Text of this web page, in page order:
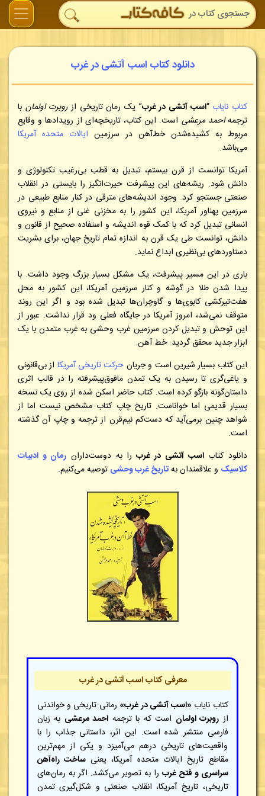
دانلود کتاب اسب آتشی در غرب
کتاب نایاب “اسب آتشی در غرب” یک رمان تاریخی از روبرت اولمان با
ترجمهاحمد مرعشی است. این کتاب، تاریخچه‌ای از رویدادها و وقایع
مربوط به کشیده‌شدن خط‌آهن در سرزمین ایالات متحده آمریکا
می‌باشد.
آمریکا توانست از قرن بیستم، تبدیل به قطب بی‌رغیب تکنولوژی و
دانش شود. ریشه‌های این پیشرفت حیرت‌انگیز را بایستی در انقلاب
صنعتی جستجو کرد. وجود اندیشه‌های مترقی در کنار منابع طبیعی در
سرزمین پهناور آمریکا، این کشور را به مخزنی غنی از منابع و نیروی
انسانی تبدیل کرد که با کمک قوه اندیشه و استفاده صحیح از قانون و
دانش، توانست طی یک قرن به اندازه تمام تاریخ جهان، برای بشریت
دستاوردهای بی‌نظیری ابداع نماید.
باری در این مسیر پیشرفت، یک مشکل بسیار بزرگ وجود داشت. با
پیدا شدن طلا در گوشه و کنار سرزمین آمریکا، این کشور به محل
هفت‌تیرکشی کابوی‌ها و گاوچران‌ها تبدیل شده بود و اگر این روند
متوقف نمی‌شد، امروز آمریکا در جایگاه فعلی ود قرار نداشت. عبور از
این توحش و تبدیل کردن سرزمین غرب وحشی به غرب متمدن با یک
ابزار جدید محقق گردید: خط آهن.
این کتاب بسیار شیرین است و جریان حرکت تاریخی آمریکا از بی‌قانونی
و یاغی‌گری تا رسیدن به یک تمدن مافوق‌پیشرفته را در قالب اثری
داستان‌گونه بازگو کرده است. کتاب حاضر اسکن شده از روی یک نسخه
بسیار قدیمی اما خواناست. تاریخ چاپ کتاب مشخص نیست اما از
شواهد چنین برمی‌آید که دست‌کم نیم‌قرن از ترجمه و چاپ آن گذشته
است.
دانلود کتاباسب آتشی در غرب را به دوست‌داران رمان و ادبیات
کلاسیک و علاقمندان بهتاریخ غرب وحشی توصیه می‌کنیم.
معرفی کتاب اسب آتشی در غرب
کتاب نایاب «اسب آتشی در غرب» رمانی تاریخی و خواندنی
از روبرت اولمان است که با ترجمه احمد مرعشی به زبان
فارسی منتشر شده است. این اثر، داستانی جذاب را با
واقعیت‌های تاریخی درهم می‌آمیزد و یکی از مهم‌ترین
مقاطع تاریخ ایالات متحده آمریکا، یعنیساخت راه‌آهن
سراسری و فتح غرب را به تصویر می‌کشد. اگر به رمان‌های
تاریخی، تاریخ آمریکا، انقلاب صنعتی و شکل‌گیری تمدن